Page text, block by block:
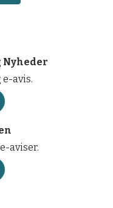
Nyheder
e-avis.
aviser.